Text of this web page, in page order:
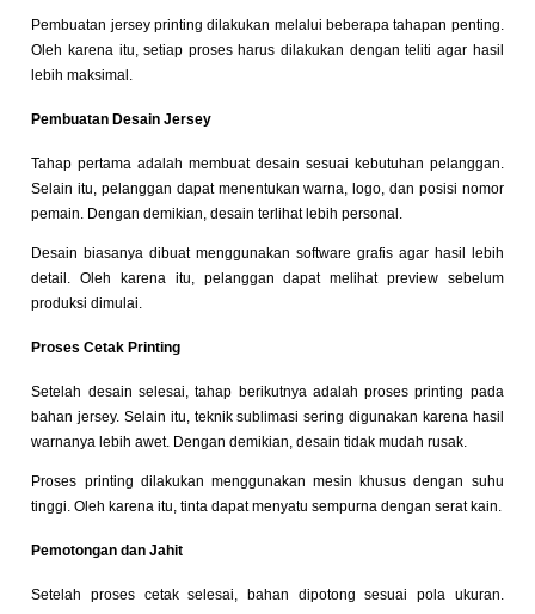
Pembuatan jersey printing dilakukan melalui beberapa tahapan penting.
Oleh karena itu, setiap proses harus dilakukan dengan teliti agar hasil
lebih maksimal.
Pembuatan Desain Jersey
Tahap pertama adalah membuat desain sesuai kebutuhan pelanggan.
Selain itu, pelanggan dapat menentukan warna, logo, dan posisi nomor
pemain. Dengan demikian, desain terlihat lebih personal.
Desain biasanya dibuat menggunakan software grafis agar hasil lebih
detail. Oleh karena itu, pelanggan dapat melihat preview sebelum
produksi dimulai.
Proses Cetak Printing
Setelah desain selesai, tahap berikutnya adalah proses printing pada
bahan jersey. Selain itu, teknik sublimasi sering digunakan karena hasil
warnanya lebih awet. Dengan demikian, desain tidak mudah rusak.
Proses printing dilakukan menggunakan mesin khusus dengan suhu
tinggi. Oleh karena itu, tinta dapat menyatu sempurna dengan serat kain.
Pemotongan dan Jahit
Setelah proses cetak selesai, bahan dipotong sesuai pola ukuran.